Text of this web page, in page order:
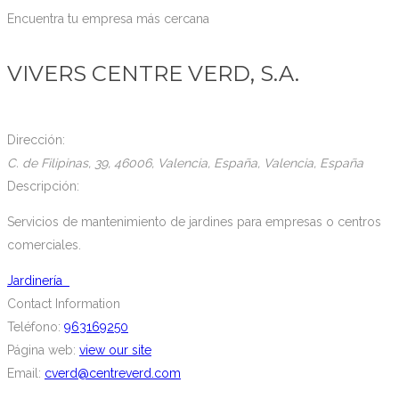
Encuentra tu empresa más cercana
VIVERS CENTRE VERD, S.A.
Dirección:
C. de Filipinas, 39, 46006, Valencia, España, Valencia, España
Descripción:
Servicios de mantenimiento de jardines para empresas o centros
comerciales.
Jardinería
Contact Information
Teléfono: 963169250
Página web: view our site
Email: cverd@centreverd.com